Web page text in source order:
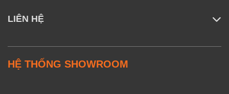
LIÊN HỆ
HỆ THỐNG SHOWROOM